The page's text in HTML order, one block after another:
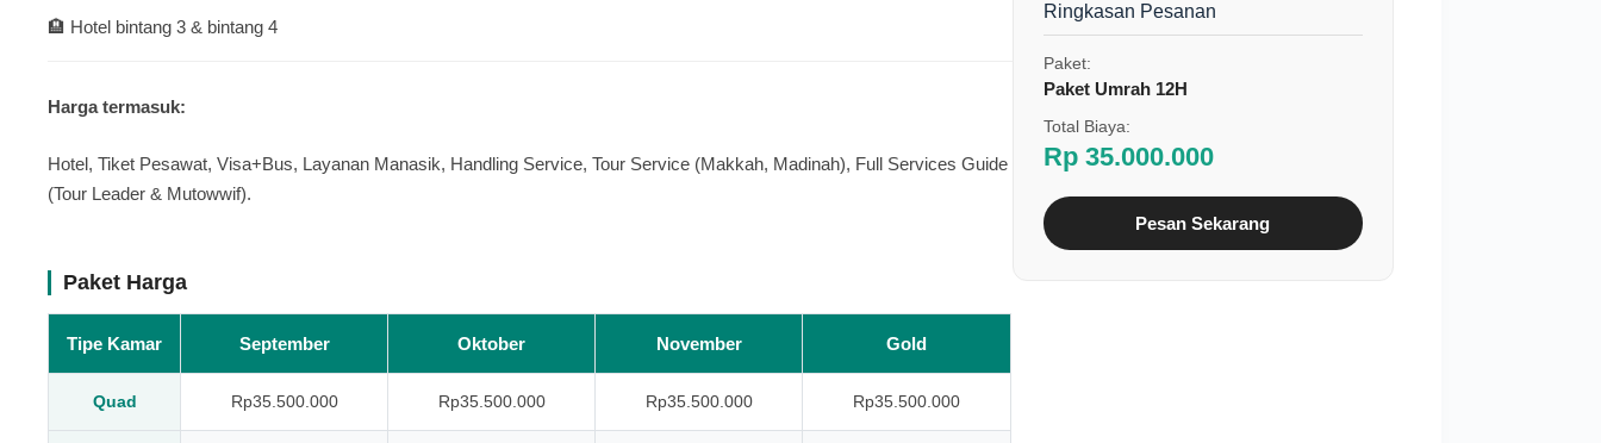
🏨 Hotel bintang 3 & bintang 4
Harga termasuk:
Hotel, Tiket Pesawat, Visa+Bus, Layanan Manasik, Handling Service, Tour Service (Makkah, Madinah), Full Services Guide
(Tour Leader & Mutowwif).
Paket Harga
Tipe Kamar September Oktober November Gold
Quad Rp35.500.000 Rp35.500.000 Rp35.500.000 Rp35.500.000
Ringkasan Pesanan
Paket:
Paket Umrah 12H
Total Biaya:
Rp 35.000.000
Pesan Sekarang